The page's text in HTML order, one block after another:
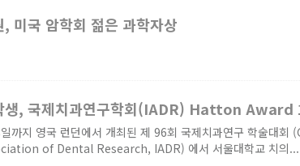
미국 암학회 젊은 과학자상
생, 국제치과연구학회(IADR) Hatton Award
까지 영국 런던에서 개최된 제 96회 국제치과연구 학술대
of Dental Research, IADR) 에서 서울대학교 치의...